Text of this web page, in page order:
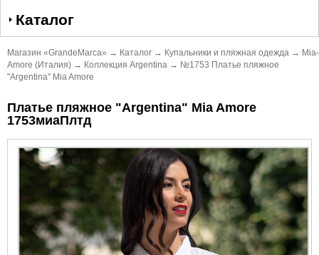
Каталог
Магазин «GrandeMarca» → Каталог → Купальники и пляжная одежда → Mia-
Amore (Италия) → Коллекция Argentina → №1753 Платье пляжное
"Argentina" Mia Amore
Платье пляжное "Argentina" Mia Amore
1753миаПлтд